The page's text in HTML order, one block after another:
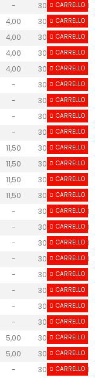
- 30 40.60
CARRELLO
4,00 30 40
CARRELLO
4,00 30 40
CARRELLO
4,00 30 40
CARRELLO
4,00 30 40
CARRELLO
- 30 -
CARRELLO
- 30 -
CARRELLO
- 30 -
CARRELLO
- 30 -
CARRELLO
11,50 30 25
CARRELLO
11,50 30 25
CARRELLO
11,50 30 25
CARRELLO
11,50 30 25
CARRELLO
- 30 40.60
CARRELLO
- 30 40.60
CARRELLO
- 30 40.60
CARRELLO
- 30 40.60
CARRELLO
- 30 -
CARRELLO
- 30 -
CARRELLO
- 30 -
CARRELLO
- 30 -
CARRELLO
5,00 30 75
CARRELLO
5,00 30 75
CARRELLO
- 30 40.60
CARRELLO